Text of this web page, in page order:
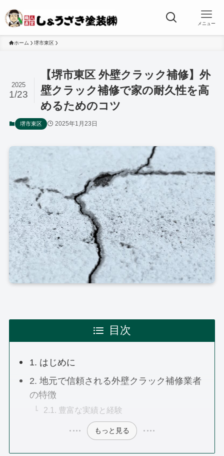
メニュー
ホーム 堺市東区
【堺市東区 外壁クラック補修】外
壁クラック補修で家の耐久性を高
めるためのコツ
2025
1/23
堺市東区 2025年1月23日
目次
1. はじめに
2. 地元で信頼される外壁クラック補修業者
の特徴
2.1. 豊富な実績と経験
もっと見る